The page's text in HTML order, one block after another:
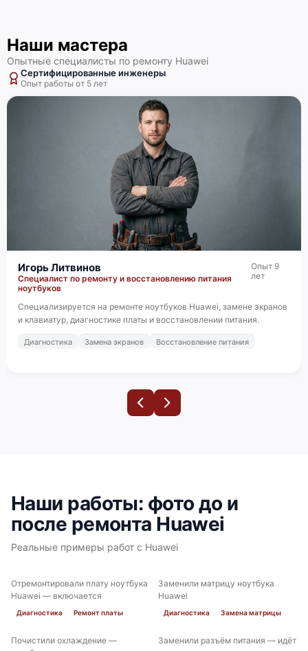
Наши мастера
Опытные специалисты по ремонту Huawei
Сертифицированные инженеры
Опыт работы от 5 лет
Игорь Литвинов
Специалист по ремонту и восстановлению питания
ноутбуков
Опыт 9
лет
Специализируется на ремонте ноутбуков Huawei, замене экранов
и клавиатур, диагностике платы и восстановлении питания.
Диагностика Замена экранов Восстановление питания
Наши работы: фото до и
после ремонта Huawei
Реальные примеры работ с Huawei
ДО ПОСЛЕ
Отремонтировали плату ноутбука
Huawei — включается
Диагностика Ремонт платы
ДО ПОСЛЕ
Заменили матрицу ноутбука
Huawei
Диагностика Замена матрицы
ДО ПОСЛЕ
Почистили охлаждение —
ДО ПОСЛЕ
Заменили разъём питания — идёт